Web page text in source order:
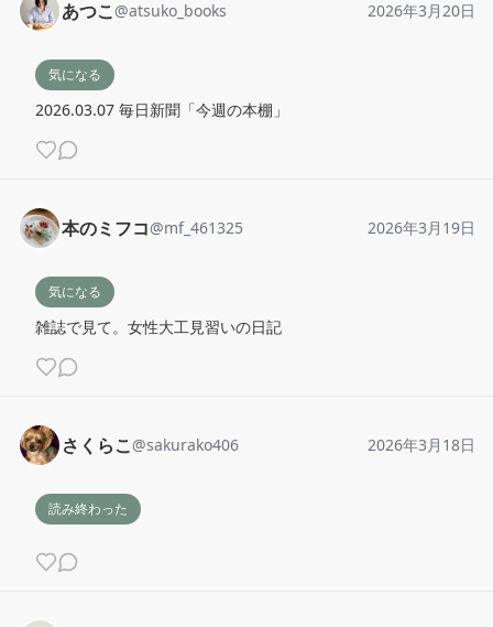
あつこ@atsuko_books 2026年3月20日
気になる
2026.03.07 毎日新聞「今週の本棚」
本のミフコ@mf_461325 2026年3月19日
気になる
雑誌で見て。女性大工見習いの日記
さくらこ@sakurako406 2026年3月18日
読み終わった